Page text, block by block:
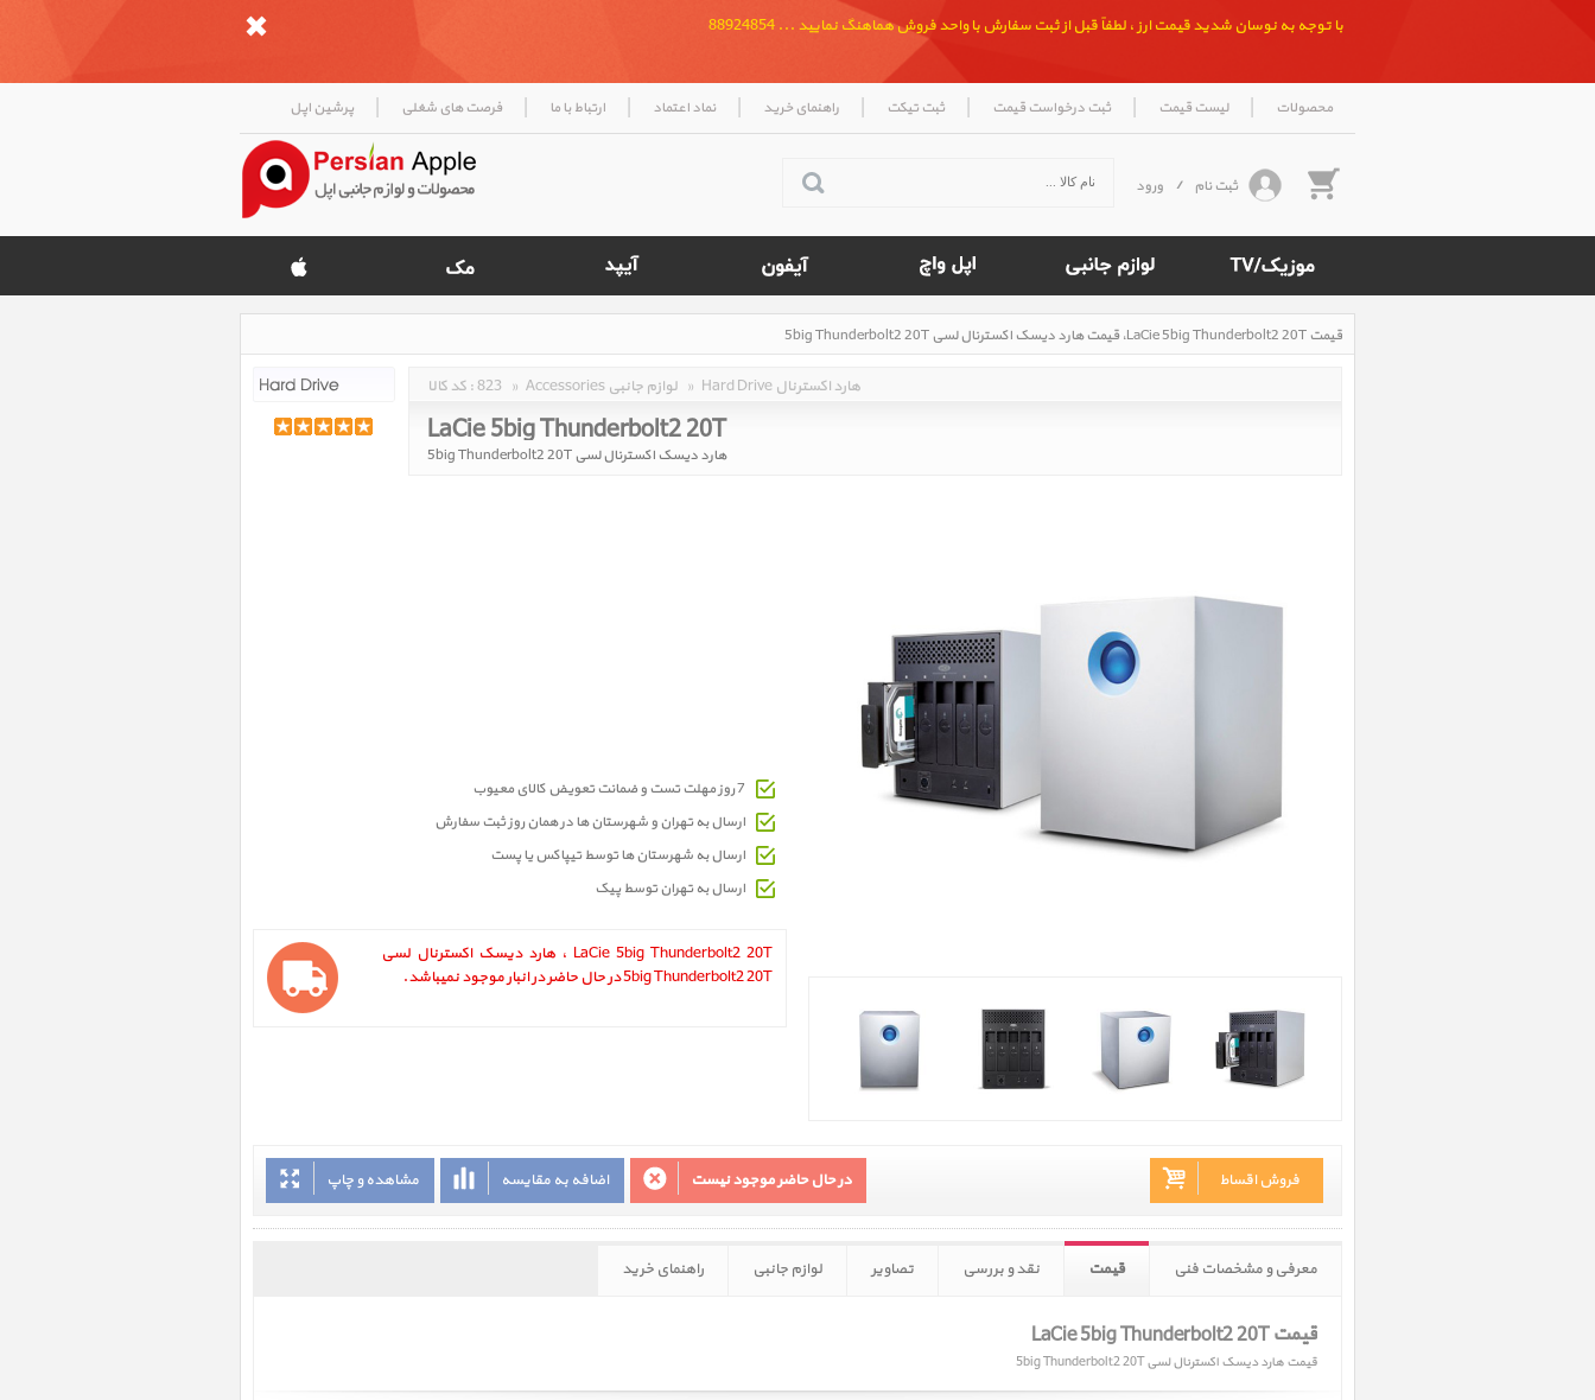
با توجه به نوسان شدید قیمت ارز ، لطفاً قبل از ثبت سفارش با واحد فروش هماهنگ نمایید ... 88924854
محصولات | لیست قیمت | ثبت درخواست قیمت | ثبت تیکت | راهنمای خرید | نماد اعتماد | ارتباط با ما | فرصت های شغلی | پرشین اپل
ثبت نام / ورود
قیمت LaCie 5big Thunderbolt2 20T، قیمت هارد دیسک اکسترنال لسی 5big Thunderbolt2 20T
Rated
کد کالا :823 » Accessories لوازم جانبی » Hard Drive هارد اکسترنال
LaCie 5big Thunderbolt2 20T
هارد دیسک اکسترنال لسی 5big Thunderbolt2 20T
7 روز مهلت تست و ضمانت تعویض کالای معیوب
ارسال به تهران و شهرستان ها در همان روز ثبت سفارش
ارسال به شهرستان ها توسط تیپاکس یا پست
ارسال به تهران توسط پیک
LaCie 5big Thunderbolt2 20T ، هارد دیسک اکسترنال لسی
5big Thunderbolt2 20T در حال حاضر در انبار موجود نمیباشد.
مشاهده و چاپ اضافه به مقایسه در حال حاضر موجود نیست فروش اقساط
معرفی و مشخصات فنی قیمت نقد و بررسی تصاویر لوازم جانبی راهنمای خرید
قیمت LaCie 5big Thunderbolt2 20T
قیمت هارد دیسک اکسترنال لسی 5big Thunderbolt2 20T